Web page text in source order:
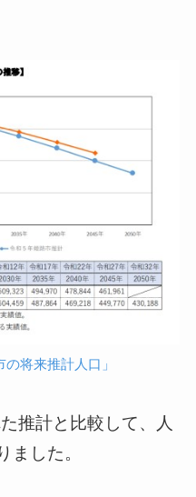
将来推計人口」
推計と比較して、人
ました。